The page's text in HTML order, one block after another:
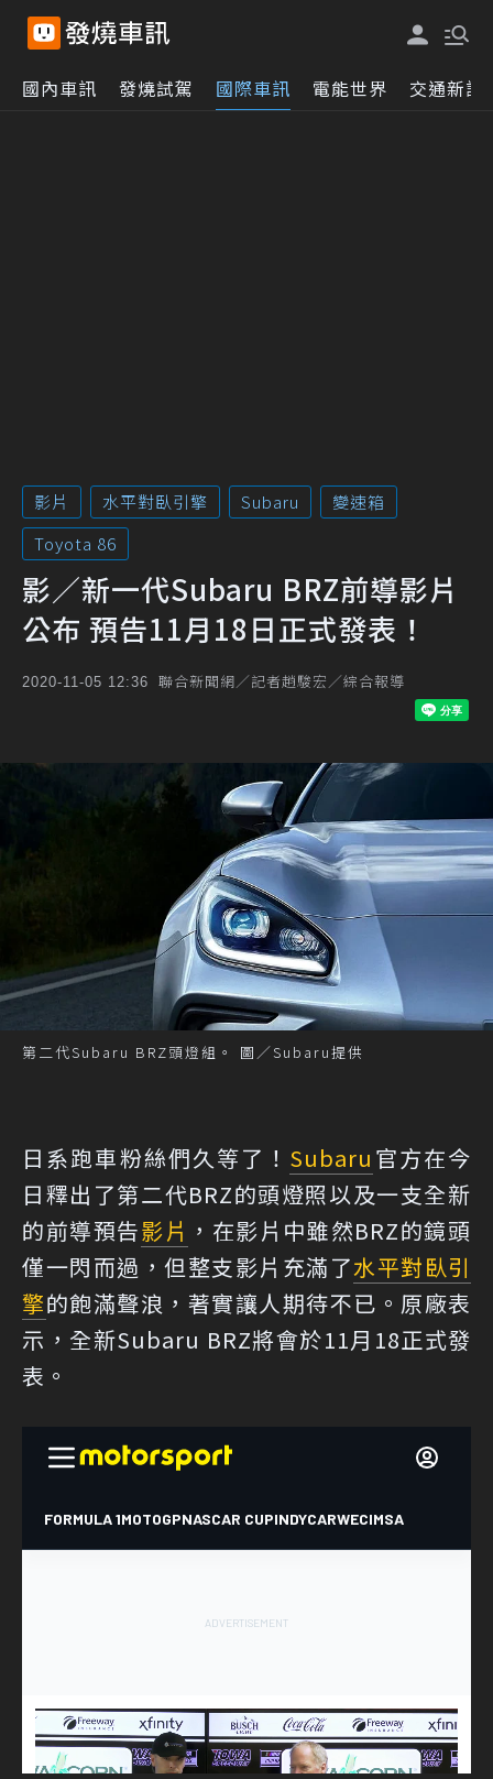
國內車訊 發燒試駕 國際車訊 電能世界 交通新訊
影片 水平對臥引擎 Subaru
變速箱
Toyota 86
影／新一代Subaru BRZ前導影片
公布 預告11月18日正式發表！
2020-11-05 12:36 聯合新聞網／記者趙駿宏／綜合報導
第二代Subaru BRZ頭燈組。 圖／Subaru提供
日系跑車粉絲們久等了！ Subaru 官方在今
日釋出了第二代BRZ的頭燈照以及一支全新
的前導預告影片 ，在影片中雖然BRZ的鏡頭
僅一閃而過，但整支影片充滿了水平對臥引
擎的飽滿聲浪，著實讓人期待不已。原廠表
示，全新Subaru BRZ將會於11月18正式發
表。